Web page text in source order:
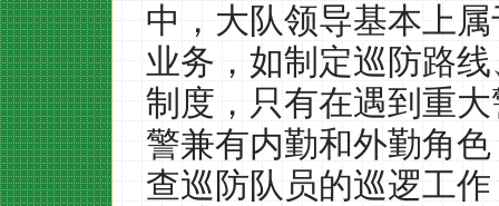
中，大队领导基本上
业务，如制定巡防路
制度，只有在遇到重
警兼有内勤和外勤角
查巡防队员的巡逻工